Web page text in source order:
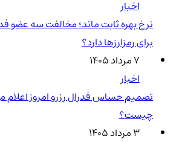
اخبار
نرخ بهره ثابت ماند؛ مخالفت سه عضو
برای رمزارزها دارد؟
۷ مرداد ۱۴۰۵
اخبار
تصمیم حساس فدرال رزرو امروز اعلام
چیست؟
۳ مرداد ۱۴۰۵